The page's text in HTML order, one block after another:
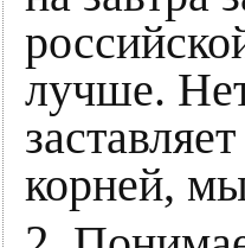
лучше.
корней,